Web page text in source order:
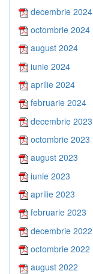
decembrie 2024
octombrie 2024
august 2024
iunie 2024
aprilie 2024
februarie 2024
decembrie 2023
octombrie 2023
august 2023
iunie 2023
aprilie 2023
februarie 2023
decembrie 2022
octombrie 2022
august 2022